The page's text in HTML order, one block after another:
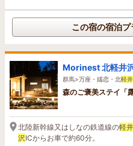
この宿の宿泊
Morinest 北軽井
群馬>万座・嬬恋・北軽
森のご褒美ステイ「
北陸新幹線又はしなの鉄道線の軽
沢ICからお車で約60分。